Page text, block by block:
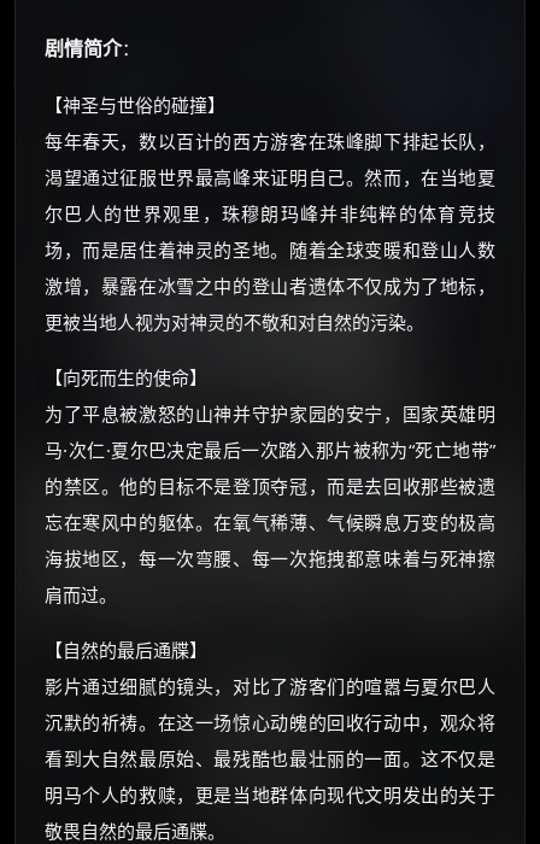
剧情简介：
【神圣与世俗的碰撞】
每年春天，数以百计的西方游客在珠峰脚下排起长队，
渴望通过征服世界最高峰来证明自己。然而，在当地夏
尔巴人的世界观里，珠穆朗玛峰并非纯粹的体育竞技
场，而是居住着神灵的圣地。随着全球变暖和登山人数
激增，暴露在冰雪之中的登山者遗体不仅成为了地标，
更被当地人视为对神灵的不敬和对自然的污染。
【向死而生的使命】
为了平息被激怒的山神并守护家园的安宁，国家英雄明
马·次仁·夏尔巴决定最后一次踏入那片被称为“死亡地带”
的禁区。他的目标不是登顶夺冠，而是去回收那些被遗
忘在寒风中的躯体。在氧气稀薄、气候瞬息万变的极高
海拔地区，每一次弯腰、每一次拖拽都意味着与死神擦
肩而过。
【自然的最后通牒】
影片通过细腻的镜头，对比了游客们的喧嚣与夏尔巴人
沉默的祈祷。在这一场惊心动魄的回收行动中，观众将
看到大自然最原始、最残酷也最壮丽的一面。这不仅是
明马个人的救赎，更是当地群体向现代文明发出的关于
敬畏自然的最后通牒。
🧧 福利领取站 ×
☕
朋友们辛苦了 💦
你需要的各种会员，都可低价购买！
还有支付宝现金红包、外卖红包、
☕ 海外大侠？通过 Ko-fi 赐茶